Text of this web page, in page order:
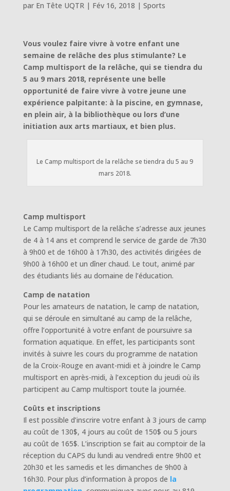
par En Tête UQTR| Fév 16, 2018 | Sports
Vous voulez faire vivre à votre enfant une
semaine de relâche des plus stimulante? Le
Camp multisport de la relâche, qui se tiendra du
5 au 9 mars 2018, représente une belle
opportunité de faire vivre à votre jeune une
expérience palpitante: à la piscine, en gymnase,
en plein air, à la bibliothèque ou lors d’une
initiation aux arts martiaux, et bien plus.
Le Camp multisport de la relâche se tiendra du 5 au 9
mars 2018.
Camp multisport
Le Camp multisport de la relâche s’adresse aux jeunes
de 4 à 14 ans et comprend le service de garde de 7h30
à 9h00 et de 16h00 à 17h30, des activités dirigées de
9h00 à 16h00 et un dîner chaud. Le tout, animé par
des étudiants liés au domaine de l’éducation.
Camp de natation
Pour les amateurs de natation, le camp de natation,
qui se déroule en simultané au camp de la relâche,
offre l’opportunité à votre enfant de poursuivre sa
formation aquatique. En effet, les participants sont
invités à suivre les cours du programme de natation
de la Croix-Rouge en avant-midi et à joindre le Camp
multisport en après-midi, à l’exception du jeudi où ils
participent au Camp multisport toute la journée.
Coûts et inscriptions
Il est possible d’inscrire votre enfant à 3 jours de camp
au coût de 130$, 4 jours au coût de 150$ ou 5 jours
au coût de 165$. L’inscription se fait au comptoir de la
réception du CAPS du lundi au vendredi entre 9h00 et
20h30 et les samedis et les dimanches de 9h00 à
16h30. Pour plus d’information à propos de la